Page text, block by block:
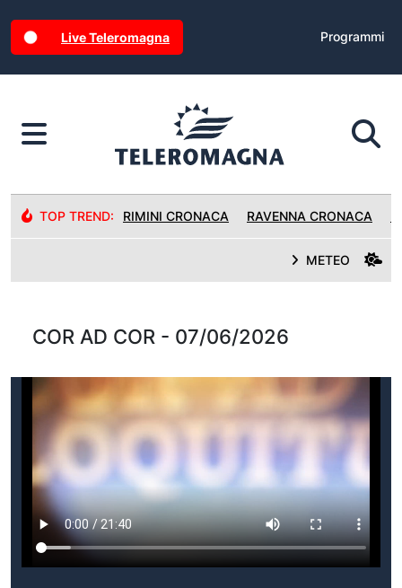
Live Teleromagna Programmi
TOP TREND: RIMINI CRONACA RAVENNA CRONACA
METEO
COR AD COR - 07/06/2026